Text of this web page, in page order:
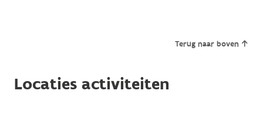
Terug naar boven
Locaties activiteiten